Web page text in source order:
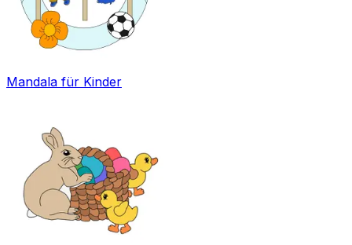
Mandala für Kinder